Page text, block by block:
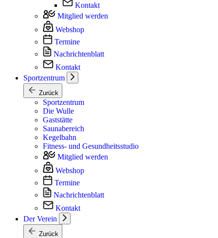
Kontakt
Mitglied werden
Webshop
Termine
Nachrichtenblatt
Kontakt
Sportzentrum
Zurück
Sportzentrum
Die Wulle
Gaststätte
Saunabereich
Kegelbahn
Fitness- und Gesundheitsstudio
Mitglied werden
Webshop
Termine
Nachrichtenblatt
Kontakt
Der Verein
Zurück